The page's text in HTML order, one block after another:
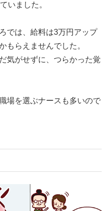
いました。
では、給料は3万円アップ
もらえませんでした。
気がせずに、つらかった覚
場を選ぶナースも多いので